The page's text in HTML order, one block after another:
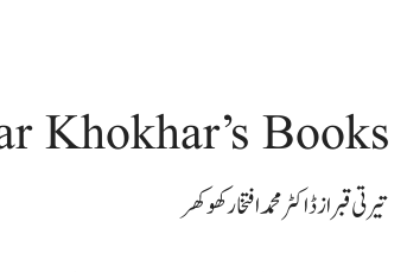
Khokhar’s Books
تیرتی قبر از ڈاکٹر محمد افتخارکھوکھر